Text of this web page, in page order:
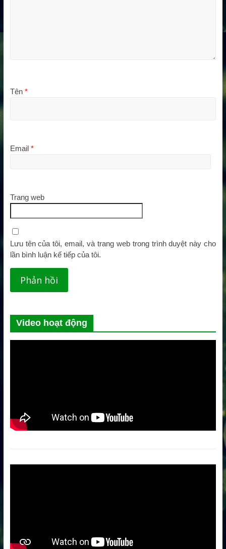
Tên *
Email *
Trang web
Lưu tên của tôi, email, và trang web trong trình duyệt này cho
lần bình luận kế tiếp của tôi.
Video hoạt động